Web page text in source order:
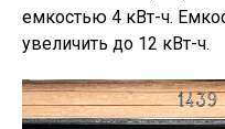
емкостью 4 кВт-ч.
увеличить до 12 кВт-ч.